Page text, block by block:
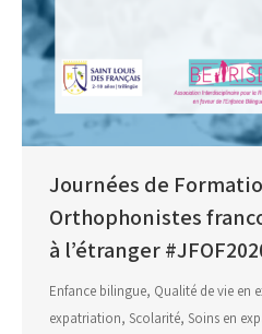
Journées de
Orthophonistes
à l’étranger
Enfance bilingue, Qualité de vie en
expatriation, Scolarité, Soins en